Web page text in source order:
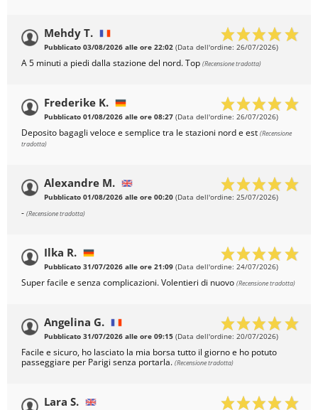
Mehdy T.
Pubblicato 03/08/2026 alle ore 22:02 (Data dell'ordine: 26/07/2026)
A 5 minuti a piedi dalla stazione del nord. Top (Recensione tradotta)
Frederike K.
Pubblicato 01/08/2026 alle ore 08:27 (Data dell'ordine: 26/07/2026)
Deposito bagagli veloce e semplice tra le stazioni nord e est (Recensione
tradotta)
Alexandre M.
Pubblicato 01/08/2026 alle ore 00:20 (Data dell'ordine: 25/07/2026)
- (Recensione tradotta)
Ilka R.
Pubblicato 31/07/2026 alle ore 21:09 (Data dell'ordine: 24/07/2026)
Super facile e senza complicazioni. Volentieri di nuovo (Recensione tradotta)
Angelina G.
Pubblicato 31/07/2026 alle ore 09:15 (Data dell'ordine: 20/07/2026)
Facile e sicuro, ho lasciato la mia borsa tutto il giorno e ho potuto
passeggiare per Parigi senza portarla. (Recensione tradotta)
Lara S.